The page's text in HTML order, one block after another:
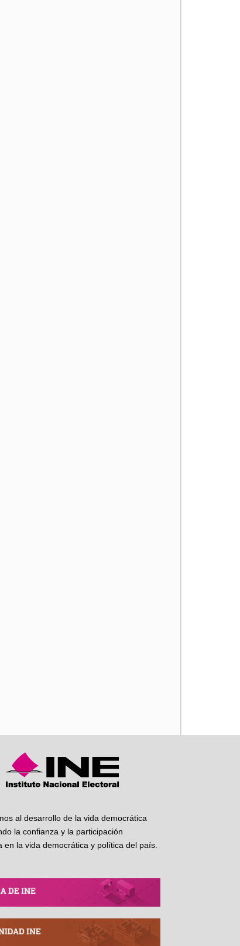
al desarrollo de la vida democrática
la confianza y la participación
en la vida democrática y política del país.